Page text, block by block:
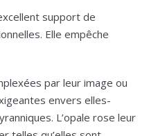
support de
Elle empêche
par leur image ou
envers elles-
L’opale rose leur